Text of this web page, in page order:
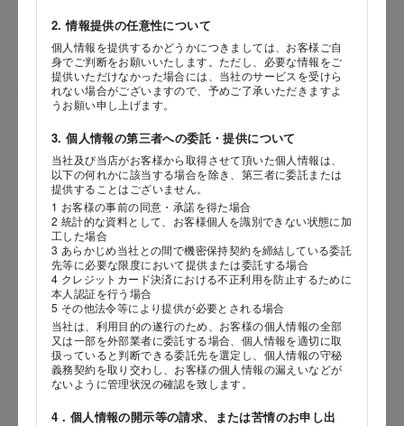
2. 情報提供の任意性について
個人情報を提供するかどうかにつきましては、お客様ご自
身でご判断をお願いいたします。ただし、必要な情報をご
提供いただけなかった場合には、当社のサービスを受けら
れない場合がございますので、予めご了承いただきますよ
うお願い申し上げます。
3. 個人情報の第三者への委託・提供について
当社及び当店がお客様から取得させて頂いた個人情報は、
以下の何れかに該当する場合を除き、第三者に委託または
提供することはございません。
1 お客様の事前の同意・承諾を得た場合
2 統計的な資料として、お客様個人を識別できない状態に加
工した場合
3 あらかじめ当社との間で機密保持契約を締結している委託
先等に必要な限度において提供または委託する場合
4 クレジットカード決済における不正利用を防止するために
本人認証を行う場合
5 その他法令等により提供が必要とされる場合
当社は、利用目的の遂行のため、お客様の個人情報の全部
又は一部を外部業者に委託する場合、個人情報を適切に取
扱っていると判断できる委託先を選定し、個人情報の守秘
義務契約を取り交わし、お客様の個人情報の漏えいなどが
ないように管理状況の確認を致します。
4．個人情報の開示等の請求、または苦情のお申し出
生年月日
年
月
岳や末広がりを意味す
やつ時」という意味を込
。雄大な八ヶ岳山麓の自
れる、こだわりのスイー
海外 Overseas shops
Indonesia
Malaysia
Hong Kong
UAE
Thailand
Vietnam